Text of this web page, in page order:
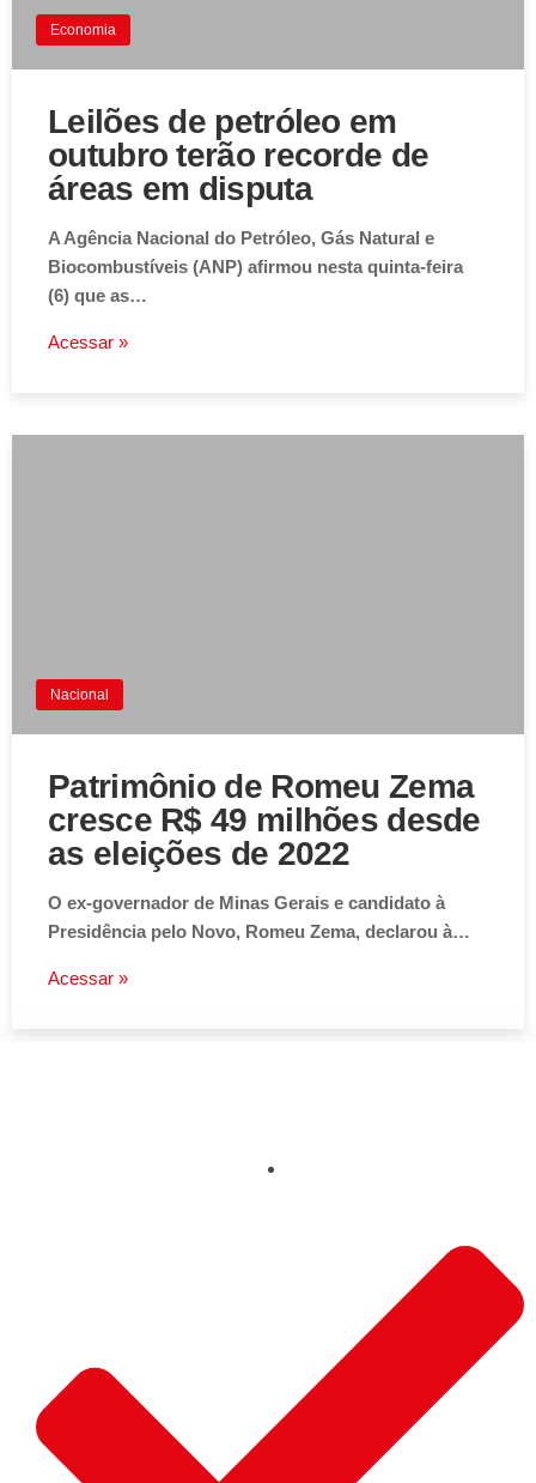
Economia
Leilões de petróleo em
outubro terão recorde de
áreas em disputa
A Agência Nacional do Petróleo, Gás Natural e
Biocombustíveis (ANP) afirmou nesta quinta-feira
(6) que as…
Acessar »
Nacional
Patrimônio de Romeu Zema
cresce R$ 49 milhões desde
as eleições de 2022
O ex-governador de Minas Gerais e candidato à
Presidência pelo Novo, Romeu Zema, declarou à…
Acessar »